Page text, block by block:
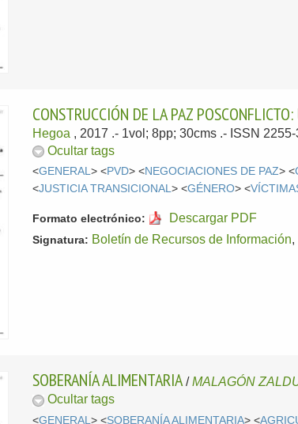
CONSTRUCCIÓN DE LA PAZ
Hegoa , 2017 .- 1vol; 8pp; 30cms .- ISSN
Ocultar tags
<GENERAL> <PVD> <NEGOCIACIONES DE PAZ> <
<JUSTICIA TRANSICIONAL> <GÉNERO> <
Formato electrónico: Descargar PDF
Signatura: Boletín de Recursos de Información,
SOBERANÍA ALIMENTARIA /MALAGÓN
Ocultar tags
<GENERAL> <SOBERANÍA ALIMENTARIA> <